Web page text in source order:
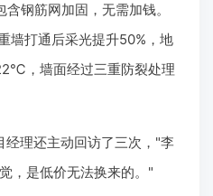
钢筋网加固，无需加钱。
墙打通后采光提升50%，地
，墙面经过三重防裂处理
经理还主动回访了三次，"李
，是低价无法换来的。"